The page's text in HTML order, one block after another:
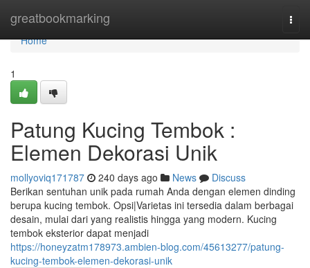
greatbookmarking
Home
Home
1
Patung Kucing Tembok :
Elemen Dekorasi Unik
mollyoviq171787 240 days ago News
Discuss
Berikan sentuhan unik pada rumah Anda dengan elemen dinding
berupa kucing tembok. Opsi|Varietas ini tersedia dalam berbagai
desain, mulai dari yang realistis hingga yang modern. Kucing
tembok eksterior dapat menjadi
https://honeyzatm178973.ambien-blog.com/45613277/patung-
kucing-tembok-elemen-dekorasi-unik